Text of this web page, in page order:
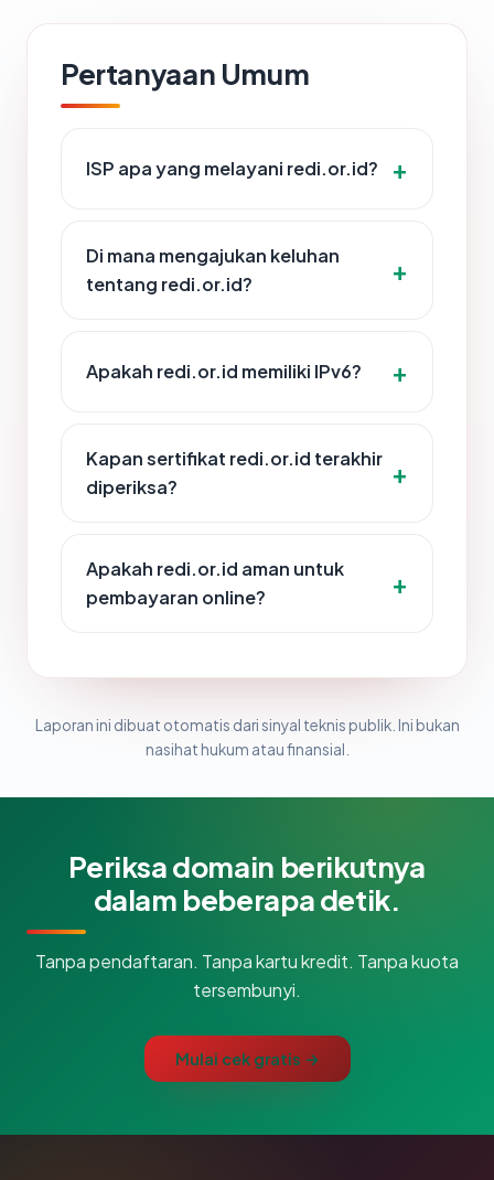
Pertanyaan Umum
ISP apa yang melayani redi.or.id?
Di mana mengajukan keluhan
tentang redi.or.id?
Apakah redi.or.id memiliki IPv6?
Kapan sertifikat redi.or.id terakhir
diperiksa?
Apakah redi.or.id aman untuk
pembayaran online?
Laporan ini dibuat otomatis dari sinyal teknis publik. Ini bukan
nasihat hukum atau finansial.
Periksa domain berikutnya
dalam beberapa detik.
Tanpa pendaftaran. Tanpa kartu kredit. Tanpa kuota
tersembunyi.
Mulai cek gratis →